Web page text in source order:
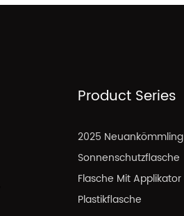
Product Series
2025 Neuankömmling
Sonnenschutzflasche
Flasche Mit Applikator
Plastikflasche